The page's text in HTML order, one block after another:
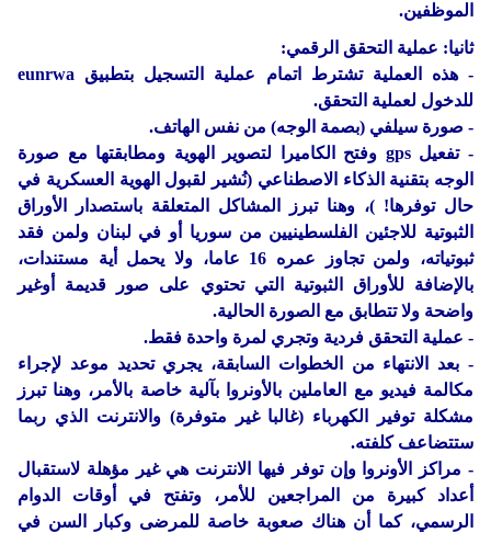
الموظفين.
ثانيا: عملية التحقق الرقمي:
- هذه العملية تشترط اتمام عملية التسجيل بتطبيق eunrwa
للدخول لعملية التحقق.
- صورة سيلفي (بصمة الوجه) من نفس الهاتف.
- تفعيل gps وفتح الكاميرا لتصوير الهوية ومطابقتها مع صورة
الوجه بتقنية الذكاء الاصطناعي (نُشير لقبول الهوية العسكرية في
حال توفرها! )، وهنا تبرز المشاكل المتعلقة باستصدار الأوراق
الثبوتية للاجئين الفلسطينيين من سوريا أو في لبنان ولمن فقد
ثبوتياته، ولمن تجاوز عمره 16 عاما، ولا يحمل أية مستندات،
بالإضافة للأوراق الثبوتية التي تحتوي على صور قديمة أوغير
واضحة ولا تتطابق مع الصورة الحالية.
- عملية التحقق فردية وتجري لمرة واحدة فقط.
- بعد الانتهاء من الخطوات السابقة، يجري تحديد موعد لإجراء
مكالمة فيديو مع العاملين بالأونروا بآلية خاصة بالأمر، وهنا تبرز
مشكلة توفير الكهرباء (غالبا غير متوفرة) والانترنت الذي ربما
ستتضاعف كلفته.
- مراكز الأونروا وإن توفر فيها الانترنت هي غير مؤهلة لاستقبال
أعداد كبيرة من المراجعين للأمر، وتفتح في أوقات الدوام
الرسمي، كما أن هناك صعوبة خاصة للمرضى وكبار السن في